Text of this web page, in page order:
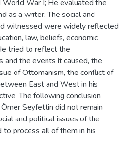
War I; He evaluated the
as a writer. The social and
witnessed were widely reflected
law, beliefs, economic
tried to reflect the
and the events it caused, the
of Ottomanism, the conflict of
East and West in his
The following conclusion
Seyfettin did not remain
and political issues of the
to process all of them in his